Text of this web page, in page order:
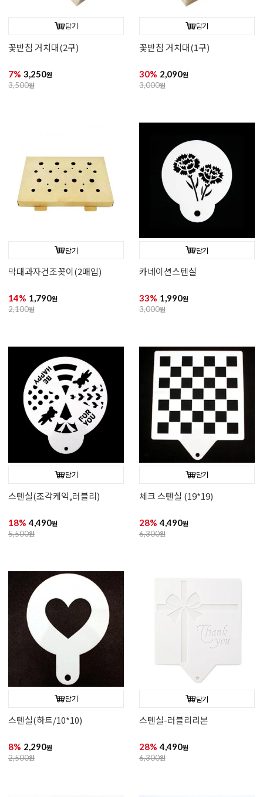
담기
꽃받침 거치대(2구)
7% 3,250원
3,500원
담기
꽃받침 거치대(1구)
30% 2,090원
3,000원
담기
막대과자건조꽂이(2매입)
14% 1,790원
2,100원
담기
카네이션스텐실
33% 1,990원
3,000원
담기
스텐실(조각케익,러블리)
18% 4,490원
5,500원
담기
체크 스텐실 (19*19)
28% 4,490원
6,300원
담기
스텐실(하트/10*10)
8% 2,290원
2,500원
담기
스텐실-러블리리본
28% 4,490원
6,300원